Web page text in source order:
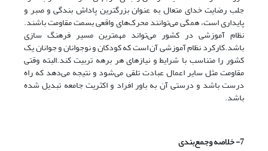
جلب رضایت خدای متعال به عنوان بزرگترین پاداش بندگی و صبر و
پایداری است، همگی می‌توانند محرک‌های واقعی بسمت مقاومت باشند.
نظام آموزشی در کشور می‌تواند مهمترین مسیر فرهنگ سازی
باشد.کارکرد نظام آموزشی آن است که کودکان و نوجوانان و جوانان یک
کشور را متناسب با شرایط و نیازهای هر برهه تربیت کند.البته وقتی
مقاومت مثل سایر اعمال عبادت تلقی می‌شود و نتیجه می‌دهد که راه
درست باشد و درستی آن به باور افراد و اکثریت جامعه تبدیل شده
باشد.
7- خلاصه وجمع‌بندی